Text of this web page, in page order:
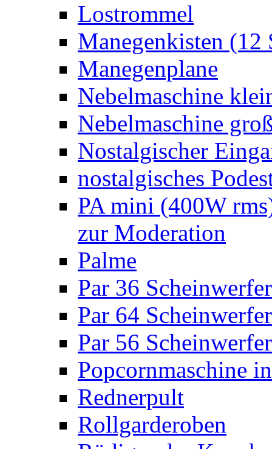
Lostrommel
Manegenkisten (12
Manegenplane
Nebelmaschine
Nebelmaschine
Nostalgischer
nostalgisches
PA mini (400W
zur Moderation
Palme
Par 36 Scheinwerfer
Par 64 Scheinwerfer
Par 56 Scheinwerfer
Popcornmaschine
Rednerpult
Rollgarderoben